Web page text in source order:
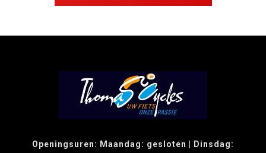
Openingsuren: Maandag: gesloten | Dinsdag: